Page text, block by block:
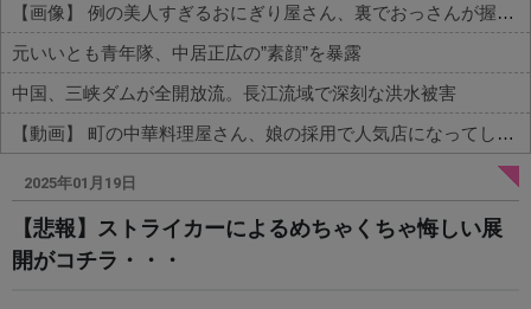
【画像】 例の美人すぎるおにぎり屋さん、裏でおっさんが握っていたｗｗｗｗｗｗｗｗｗｗｗｗｗｗｗｗｗ
元いいとも青年隊、中居正広の”素顔”を暴露
中国、三峡ダムが全開放流。長江流域で深刻な洪水被害
【動画】 町の中華料理屋さん、娘の採用で人気店になってしまう
Powered by livedoor 相互RSS
2025年01月19日
【悲報】ストライカーによるめちゃくちゃ悔しい展
開がコチラ・・・